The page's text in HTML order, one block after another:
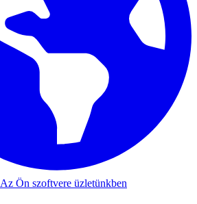
Az Ön szoftvere üzletünkben